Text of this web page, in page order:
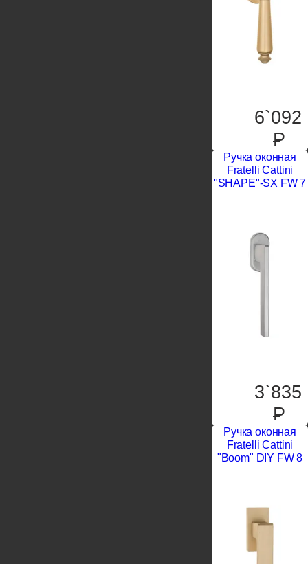
6`092
P
Ручка оконная
Fratelli Cattini
"SHAPE"-SX FW 7
3`835
P
Ручка оконная
Fratelli Cattini
"Boom" DIY FW 8